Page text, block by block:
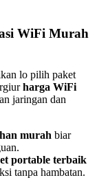
WiFi Murah
lo pilih paket
harga WiFi
jaringan dan
murah biar
portable terbaik
tanpa hambatan.